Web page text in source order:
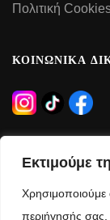
Εκτιμούμε
Χρησιμοποιούμε
περιήγησής σας,
Πολιτική
ΚΟΙΝΩΝΙΚΑ
Δευτέρα –
09:00 – 21:00